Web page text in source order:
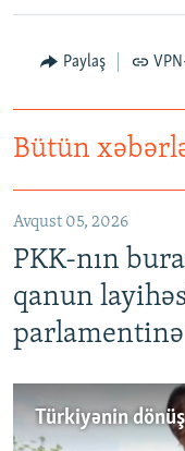
Paylaş
Bütün
Avqust 05, 2026
PKK-nın
qanun